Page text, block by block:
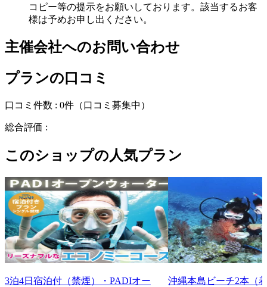
コピー等の提示をお願いしております。該当するお客
様は予めお申し出ください。
主催会社へのお問い合わせ
プランの口コミ
口コミ件数 : 0件 （口コミ募集中）
総合評価 :
このショップの人気プラン
3泊4日宿泊付（禁煙）・PADIオー
沖縄本島ビーチ2本（